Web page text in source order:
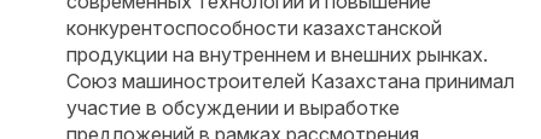
конкурентоспособности казахстанской
продукции на внутреннем и внешних рынках.
Союз машиностроителей Казахстана принимал
участие в обсуждении и выработке
предложений в рамках рассмотрения